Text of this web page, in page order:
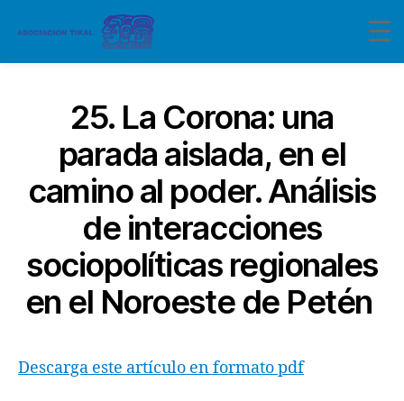
25. La Corona: una
parada aislada, en el
camino al poder. Análisis
de interacciones
sociopolíticas regionales
en el Noroeste de Petén
Descarga este artículo en formato pdf